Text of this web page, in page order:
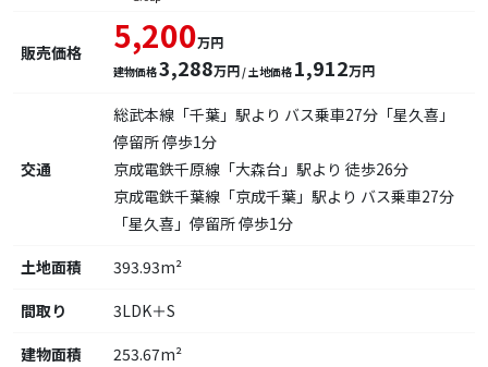
販売価格 5,200万円
建物価格3,288万円/ 土地価格 1,912万円
交通
総武本線「千葉」駅より バス乗車27分「星久喜」
停留所 停歩1分
京成電鉄千原線「大森台」駅より 徒歩26分
京成電鉄千葉線「京成千葉」駅より バス乗車27分
「星久喜」停留所 停歩1分
土地面積
393.93m²
間取り
3LDK＋S
建物面積
253.67m²